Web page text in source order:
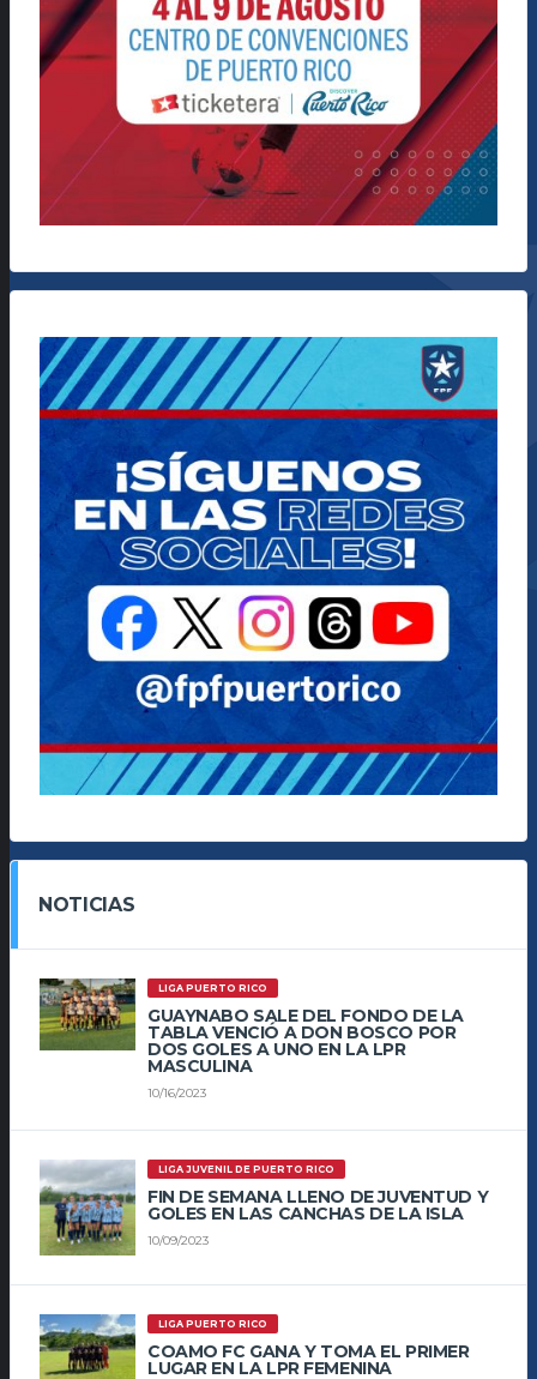
NOTICIAS
LIGA PUERTO RICO
GUAYNABO SALE DEL FONDO DE LA
TABLA VENCIÓ A DON BOSCO POR
DOS GOLES A UNO EN LA LPR
MASCULINA
10/16/2023
LIGA JUVENIL DE PUERTO RICO
FIN DE SEMANA LLENO DE JUVENTUD Y
GOLES EN LAS CANCHAS DE LA ISLA
10/09/2023
LIGA PUERTO RICO
COAMO FC GANA Y TOMA EL PRIMER
LUGAR EN LA LPR FEMENINA